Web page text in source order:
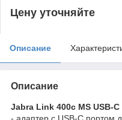
Цену уточняйте
Описание
Описание
Jabra Link 400c MS USB-
- адаптер с USB-C портом